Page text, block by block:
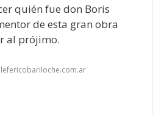
quién fue don Boris
de esta gran obra
al prójimo.